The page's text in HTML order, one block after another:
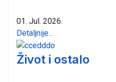
01. Jul. 2026.
Detaljnije...
Život i ostalo